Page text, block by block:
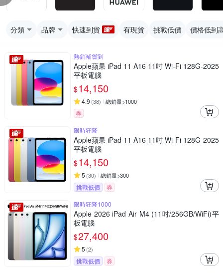
分類 品牌 快速到貨 有現貨 挑戰低價 價格低到
熱銷補貨到
Apple蘋果 iPad 11 A16 11吋 Wi-Fi 128G-2025
平板電腦
$14,150
4.9 (38) 總銷量>1000
券
限時狂降
Apple蘋果 iPad 11 A16 11吋 Wi-Fi 128G-2025
平板電腦
$14,150
5 (30) 總銷量>300
挑戰低價
券
限時狂降1000
Apple 2026 iPad Air M4 (11吋/256GB/WiFi)平
板電腦
$27,400
5 (2)
挑戰低價
券